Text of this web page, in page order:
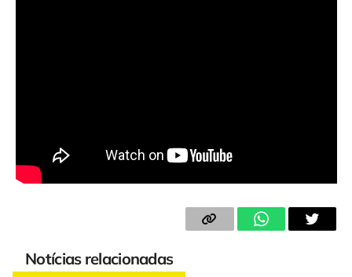
Notícias relacionadas